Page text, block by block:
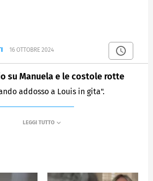
16 OTTOBRE 2024
su Manuela e le costole rotte
addosso a Louis in gita".